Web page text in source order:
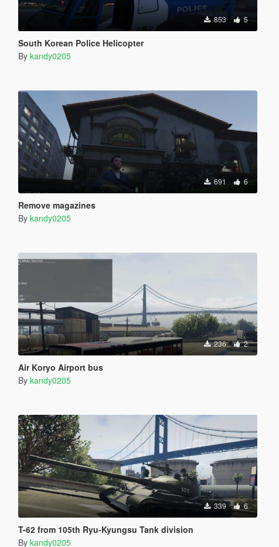
853 5
South Korean Police Helicopter
By kandy0205
691 6
Remove magazines
By kandy0205
236 2
Air Koryo Airport bus
By kandy0205
339 6
T-62 from 105th Ryu-Kyungsu Tank division
By kandy0205